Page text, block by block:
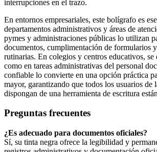
interrupciones en el trazo.
En entornos empresariales, este bolígrafo es
departamentos administrativos y áreas de
pymes y administraciones públicas lo utilizan
documentos, cumplimentación de formularios
rutinarias. En colegios y centros educativos, se
como en tareas administrativas del personal
confiable lo convierte en una opción práctica
mayor, garantizando que todos los usuarios de
dispongan de una herramienta de escritura
Preguntas frecuentes
¿Es adecuado para documentos oficiales?
Sí, su tinta negra ofrece la legibilidad y